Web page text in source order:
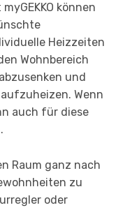
können
Heizzeiten
Wohnbereich
und
Wenn
auch für diese
Raum ganz nach
zu
oder